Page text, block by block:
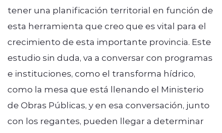
tener una planificación territorial en función de
esta herramienta que creo que es vital para el
crecimiento de esta importante provincia. Este
estudio sin duda, va a conversar con programas
e instituciones, como el transforma hídrico,
como la mesa que está llenando el Ministerio
de Obras Públicas, y en esa conversación, junto
con los regantes, pueden llegar a determinar